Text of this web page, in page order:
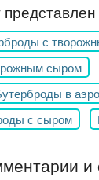
с
сыром
в
с сыром
и